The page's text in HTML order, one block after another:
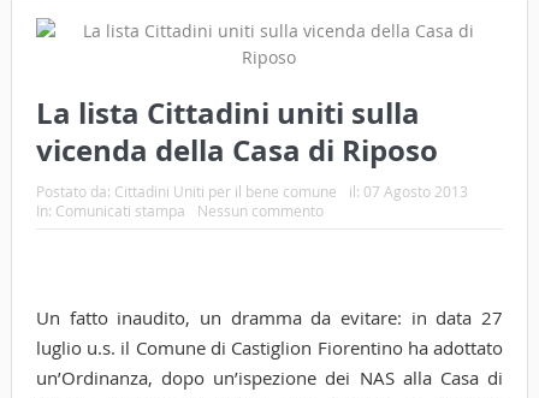
La lista Cittadini uniti sulla
vicenda della Casa di Riposo
Postato da: Cittadini Uniti per il bene comune il: 07 Agosto 2013
In: Comunicati stampa Nessun commento
Un fatto inaudito, un dramma da evitare: in data 27
luglio u.s. il Comune di Castiglion Fiorentino ha adottato
un’Ordinanza, dopo un’ispezione dei NAS alla Casa di